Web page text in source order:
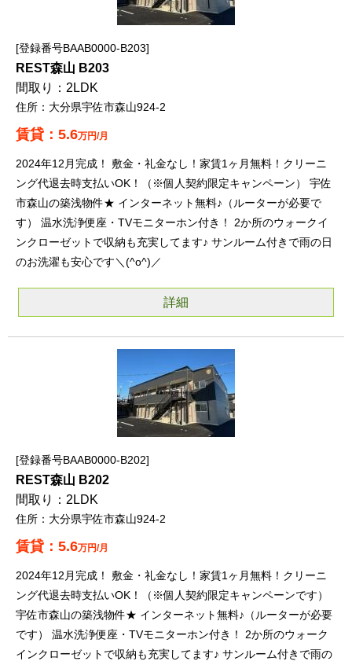
登録番号BAAB0000-B203
REST森山 B203
2LDK
大分県宇佐市森山924-2
5.6万円/月
2024年12月完成！ 敷金・礼金なし！家賃1ヶ月無料！クリーニ
ング代退去時支払いOK！（※個人契約限定キャンペーン） 宇佐
市森山の築浅物件★ インターネット無料♪（ルーターが必要で
す） 温水洗浄便座・TVモニターホン付き！ 2か所のウォークイ
ンクローゼットで収納も充実してます♪ サンルーム付きで雨の日
のお洗濯も安心です＼(^o^)／
詳細
登録番号BAAB0000-B202
REST森山 B202
2LDK
大分県宇佐市森山924-2
5.6万円/月
2024年12月完成！ 敷金・礼金なし！家賃1ヶ月無料！クリーニ
ング代退去時支払いOK！（※個人契約限定キャンペーンです）
宇佐市森山の築浅物件★ インターネット無料♪（ルーターが必要
です） 温水洗浄便座・TVモニターホン付き！ 2か所のウォーク
インクローゼットで収納も充実してます♪ サンルーム付きで雨の